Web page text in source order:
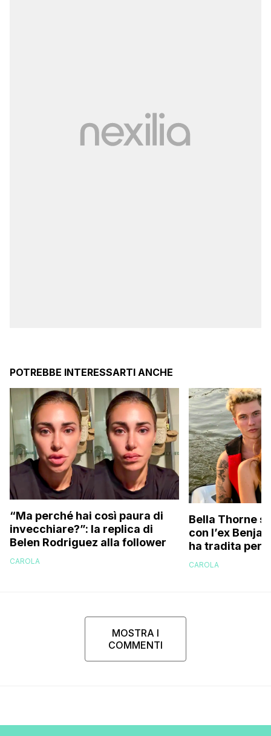
POTREBBE INTERESSARTI ANCHE
“Ma perché hai così paura di
invecchiare?”: la replica di
Belen Rodriguez alla follower
CAROLA
Bella Thorne
con l’ex
ha tradita per
sostenuto che
CAROLA
MOSTRA I
COMMENTI